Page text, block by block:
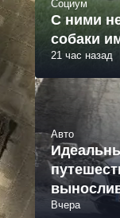
Социум
С ними
собаки
21 час назад
Авто
Вчера